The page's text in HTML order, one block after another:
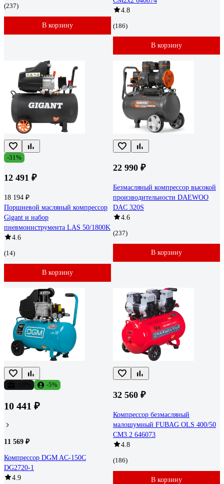
(237)
В корзину
4.8
(186)
В корзину
-31%
12 491 ₽
18 194 ₽
Поршневой масляный компрессор
Gigant и набор
пневмоинструмента LAS 50/1800K
4.6
(14)
В корзину
22 990 ₽
Безмасляный компрессор высокой
производительности DAEWOO
DAC 320S
4.6
(237)
В корзину
-5%
10 441 ₽
11 569 ₽
Компрессор DGM AC-150C
DG2720-1
4.9
32 560 ₽
Компрессор безмасляный
малошумный FUBAG OLS 400/50
CM3.2 646073
4.8
(186)
В корзину